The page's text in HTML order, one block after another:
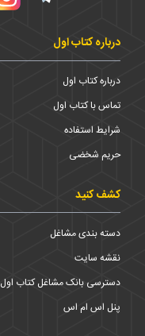
درباره کتاب اول
درباره کتاب اول
تماس با کتاب اول
شرایط استفاده
حریم شخضی
کشف کنید
دسته بندی مشاغل
نقشه سایت
دسترسی بانک مشاغل کتاب اول
پنل اس ام اس